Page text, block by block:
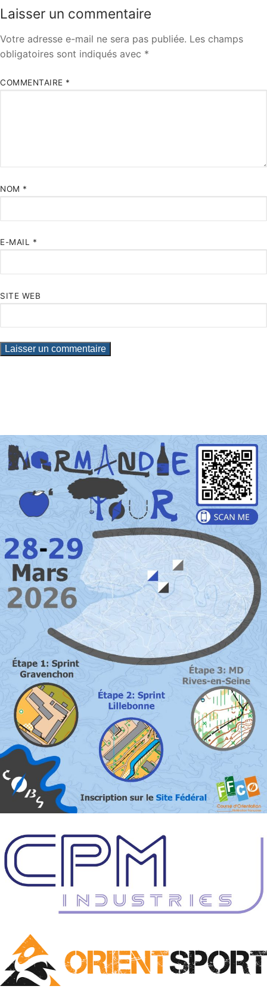
Laisser un commentaire
Votre adresse e-mail ne sera pas publiée. Les champs
obligatoires sont indiqués avec *
COMMENTAIRE *
NOM *
E-MAIL *
SITE WEB